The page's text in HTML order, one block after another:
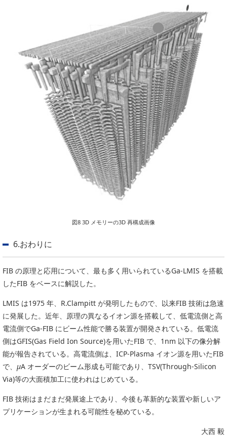
図8 3D メモリーの3D 再構成画像
6.おわりに
FIB の原理と応用について、最も多く用いられているGa-LMIS を搭載
したFIB をベースに解説した。
LMIS は1975 年、R.Clampitt が発明したもので、以来FIB 技術は急速
に発展した。近年、原理の異なるイオン源を搭載して、低電流側と高
電流側でGa-FIB にビーム性能で勝る装置が開発されている。低電流
側はGFIS(Gas Field Ion Source)を用いたFIB で、1nm 以下の像分解
能が報告されている。高電流側は、ICP-Plasma イオン源を用いたFIB
で、 μA オーダーのビーム形成も可能であり、TSV(Through-Silicon
Via)等の大面積加工に使われはじめている。
FIB 技術はまだまだ発展途上であり、今後も革新的な装置や新しいア
プリケーションが生まれる可能性を秘めている。
大西 毅